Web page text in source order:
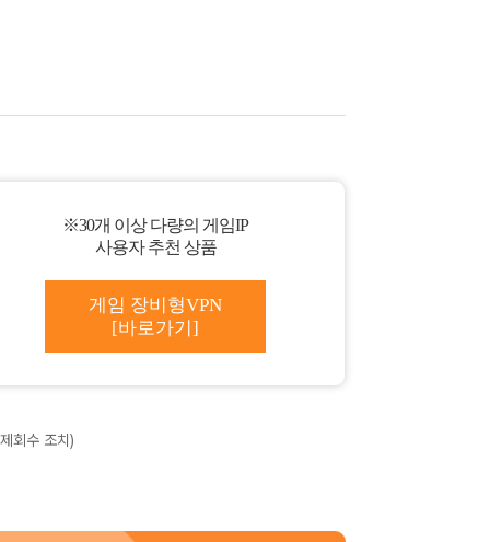
※30개 이상 다량의 게임IP
사용자 추천 상품
게임 장비형VPN
[바로가기]
회수 조치)